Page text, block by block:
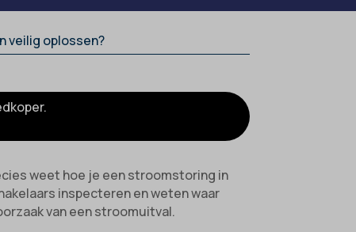
veilig oplossen?
weet hoe je een stroomstoring in
inspecteren en weten waar
van een stroomuitval.